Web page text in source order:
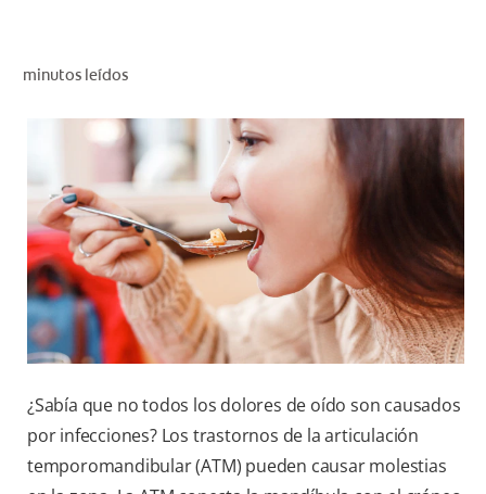
PARA PROFESIONALES
CUPONES
CO (ES)
SUSCRÍBETE
minutos leídos
¿Sabía que no todos los dolores de oído son causados
por infecciones? Los trastornos de la articulación
temporomandibular (ATM) pueden causar molestias